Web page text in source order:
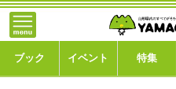
ブック イベント 特集
トップ
ブック
}; -->